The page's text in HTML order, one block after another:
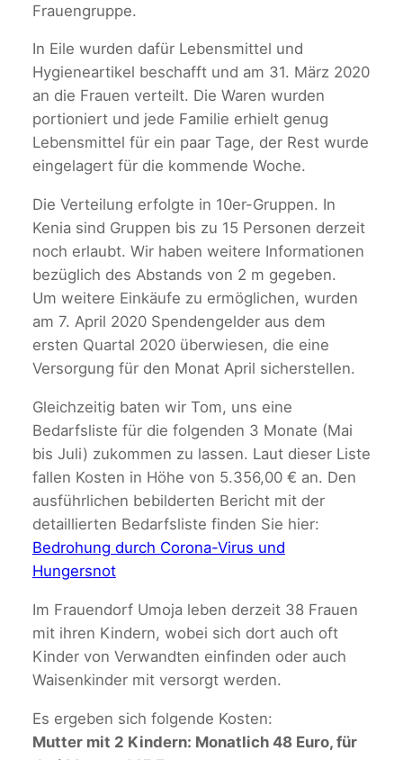
Frauengruppe.
In Eile wurden dafür Lebensmittel und
Hygieneartikel beschafft und am 31. März 2020
an die Frauen verteilt. Die Waren wurden
portioniert und jede Familie erhielt genug
Lebensmittel für ein paar Tage, der Rest wurde
eingelagert für die kommende Woche.
Die Verteilung erfolgte in 10er-Gruppen. In
Kenia sind Gruppen bis zu 15 Personen derzeit
noch erlaubt. Wir haben weitere Informationen
bezüglich des Abstands von 2 m gegeben.
Um weitere Einkäufe zu ermöglichen, wurden
am 7. April 2020 Spendengelder aus dem
ersten Quartal 2020 überwiesen, die eine
Versorgung für den Monat April sicherstellen.
Gleichzeitig baten wir Tom, uns eine
Bedarfsliste für die folgenden 3 Monate (Mai
bis Juli) zukommen zu lassen. Laut dieser Liste
fallen Kosten in Höhe von 5.356,00 € an. Den
ausführlichen bebilderten Bericht mit der
detaillierten Bedarfsliste finden Sie hier:
Bedrohung durch Corona-Virus und
Hungersnot
Im Frauendorf Umoja leben derzeit 38 Frauen
mit ihren Kindern, wobei sich dort auch oft
Kinder von Verwandten einfinden oder auch
Waisenkinder mit versorgt werden.
Es ergeben sich folgende Kosten:
Mutter mit 2 Kindern: Monatlich 48 Euro, für